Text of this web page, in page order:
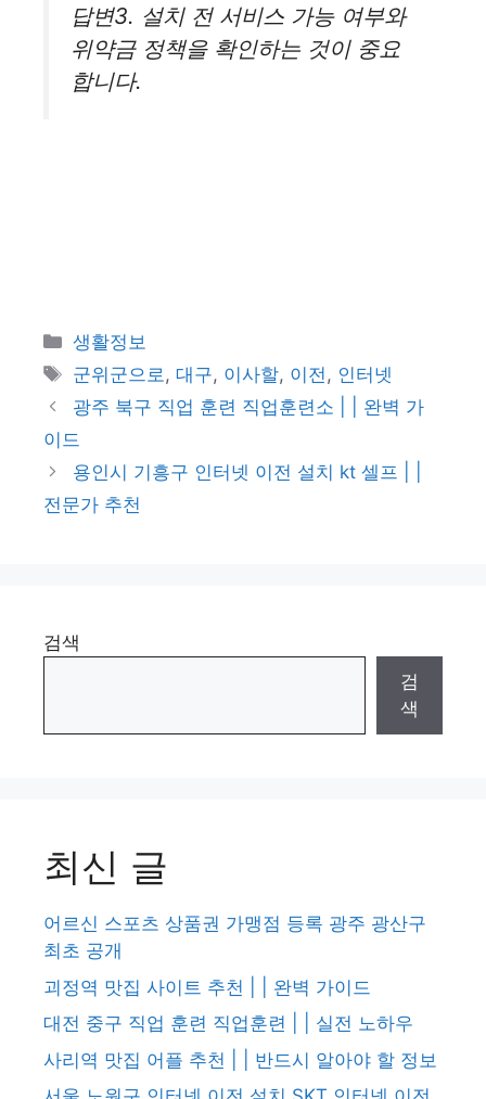
답변3. 설치 전 서비스 가능 여부와
위약금 정책을 확인하는 것이 중요
합니다.
카
테
리
생활정보
태
그
군위군으로,대구, 이사할, 이전, 인터넷
광주 북구 직업 훈련 직업훈련소 | | 완벽 가
이드
용인시 기흥구 인터넷 이전 설치 kt 셀프 | |
전문가 추천
검색
검
색
최신 글
어르신 스포츠 상품권 가맹점 등록 광주 광산구
최초 공개
괴정역 맛집 사이트 추천 | | 완벽 가이드
대전 중구 직업 훈련 직업훈련 | | 실전 노하우
사리역 맛집 어플 추천 | | 반드시 알아야 할 정보